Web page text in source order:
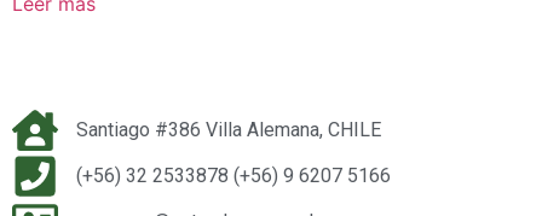
Santiago #386 Villa Alemana, CHILE
(+56) 32 2533878 (+56) 9 6207 5166